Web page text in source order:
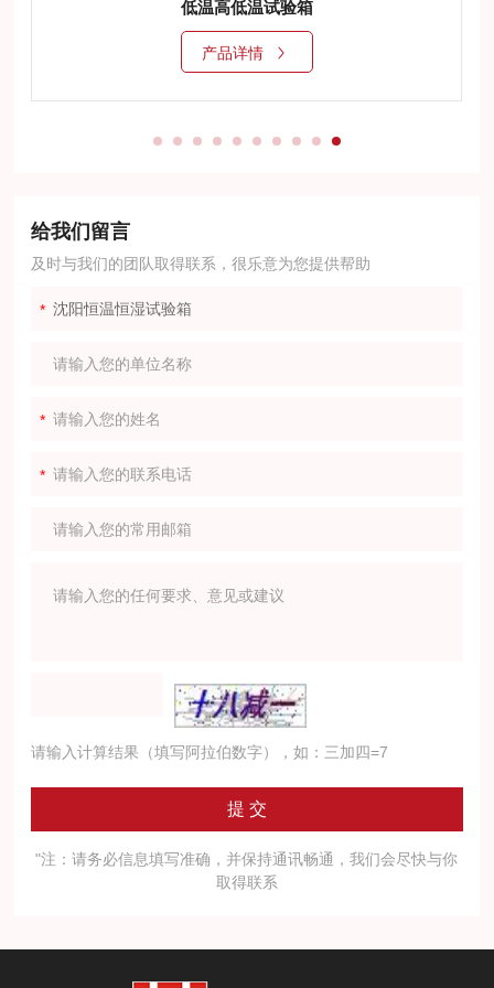
低温高低温试验箱
产品详情
给我们留言
及时与我们的团队取得联系，很乐意为您提供帮助
请输入计算结果（填写阿拉伯数字），如：三加四=7
"注：请务必信息填写准确，并保持通讯畅通，我们会尽快与你
取得联系